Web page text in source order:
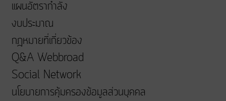
แผนอัตรากำลัง
งบประมาณ
กฎหมายที่เกี่ยวข้อง
Q&A Webbroad
Social Network
นโยบายการคุ้มครองข้อมูลส่วนบุคคล